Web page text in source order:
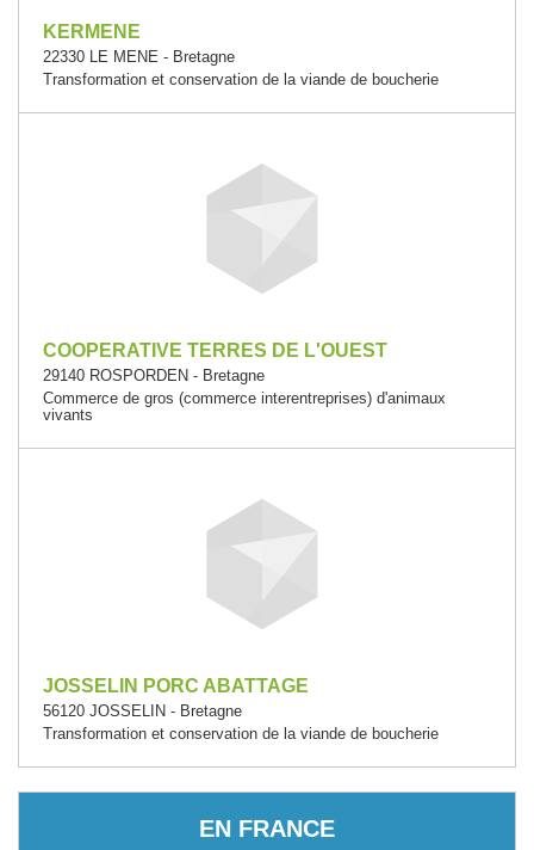
KERMENE
22330 LE MENE - Bretagne
Transformation et conservation de la viande de boucherie
COOPERATIVE TERRES DE L'OUEST
29140 ROSPORDEN - Bretagne
Commerce de gros (commerce interentreprises) d'animaux
vivants
JOSSELIN PORC ABATTAGE
56120 JOSSELIN - Bretagne
Transformation et conservation de la viande de boucherie
EN FRANCE